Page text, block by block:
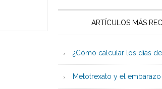
ARTÍCULOS MÁS
¿Cómo calcular los días
Metotrexato y el